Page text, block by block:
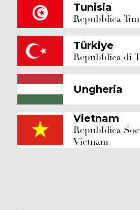
Tunisia
Repubblica
Türkiye
Repubblica di
Ungheria
Vietnam
Repubblica
Vietnam